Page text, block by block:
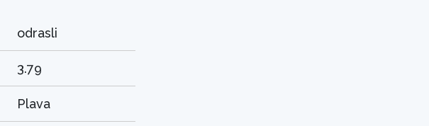
odrasli
3.79
Plava